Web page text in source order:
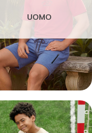
UOMO